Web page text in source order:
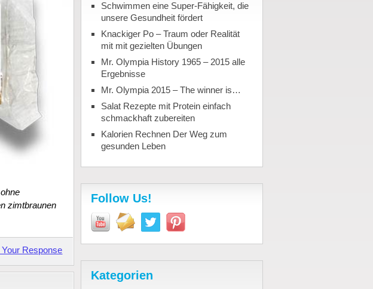
zimtbraunen
Your Response
Schwimmen eine Super-Fähigkeit, die
unsere Gesundheit fördert
Knackiger Po – Traum oder Realität
mit mit gezielten Übungen
Mr. Olympia History 1965 – 2015 alle
Ergebnisse
Mr. Olympia 2015 – The winner is…
Salat Rezepte mit Protein einfach
schmackhaft zubereiten
Kalorien Rechnen Der Weg zum
gesunden Leben
Follow Us!
Kategorien